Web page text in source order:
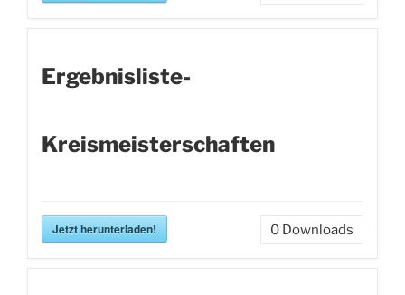
Ergebnisliste-
Kreismeisterschaften
Jetzt herunterladen! 0 Downloads